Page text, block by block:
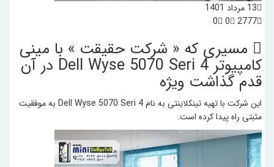
13 مرداد 1401
2777
0
0
مسیری که « شرکت حقیقت » با مینی
کامپیوتر Dell Wyse 5070 Seri 4 در آن
قدم گذاشت ویژه
این شرکت با تهیه تینکلاینتی به نام Dell Wyse 5070 Seri 4 به موفقیت
مثبتی راه پیدا کرده است.